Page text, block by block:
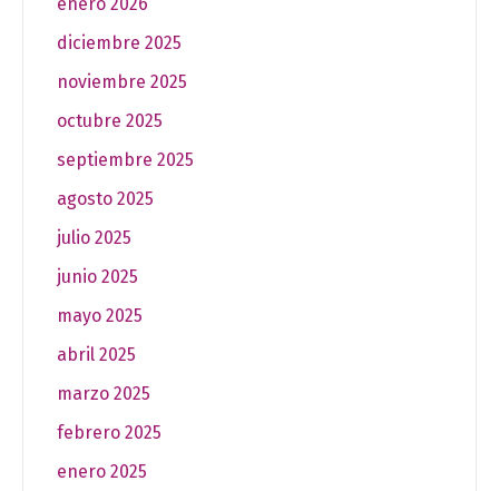
diciembre 2025
noviembre 2025
octubre 2025
septiembre 2025
agosto 2025
julio 2025
junio 2025
mayo 2025
abril 2025
marzo 2025
febrero 2025
enero 2025